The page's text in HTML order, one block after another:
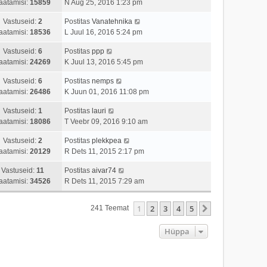
15859
N Aug 25, 2016 1:23 pm
Vastuseid: 2
18536
Postitas Vanatehnika
L Juul 16, 2016 5:24 pm
Vastuseid: 6
24269
Postitas ppp
K Juul 13, 2016 5:45 pm
Vastuseid: 6
26486
Postitas nemps
K Juun 01, 2016 11:08 pm
Vastuseid: 1
18086
Postitas lauri
T Veebr 09, 2016 9:10 am
Vastuseid: 2
20129
Postitas plekkpea
R Dets 11, 2015 2:17 pm
Vastuseid: 11
34526
Postitas aivar74
R Dets 11, 2015 7:29 am
241 Teemat 1 2 3 4 5
Hüppa